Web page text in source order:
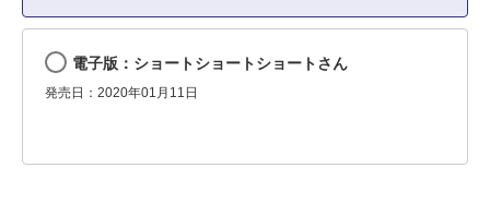
電子版：ショートショートショートさん
発売日：2020年01月11日